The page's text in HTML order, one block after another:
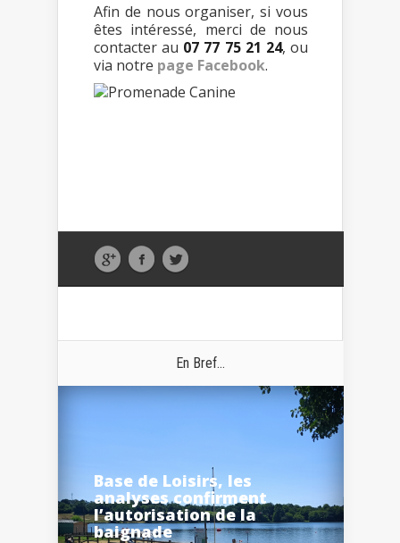
Afin de nous organiser, si vous
êtes intéressé, merci de nous
contacter au 07 77 75 21 24, ou
via notre page Facebook.
En Bref...
Base de Loisirs, les
analyses confirment
l’autorisation de la
baignade